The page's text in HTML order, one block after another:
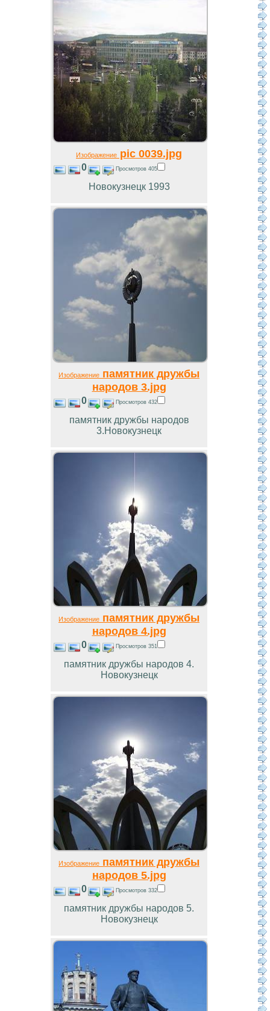
Изображение pic 0039.jpg
0 Просмотров 405
Новокузнецк 1993
Изображение памятник дружбы
народов 3.jpg
0 Просмотров 432
памятник дружбы народов
3.Новокузнецк
Изображение памятник дружбы
народов 4.jpg
0 Просмотров 351
памятник дружбы народов 4.
Новокузнецк
Изображение памятник дружбы
народов 5.jpg
0 Просмотров 332
памятник дружбы народов 5.
Новокузнецк